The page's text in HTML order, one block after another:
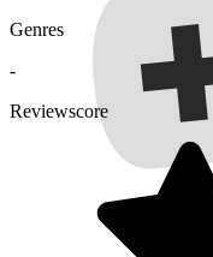
Genres
-
Reviewscore